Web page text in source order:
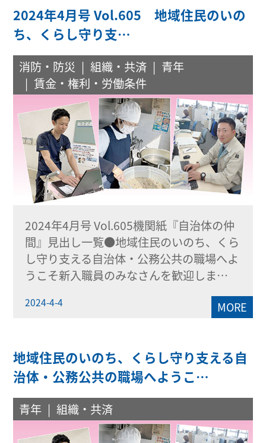
2024年4月号 Vol.605 地域住民のいの
ち、くらし守り支…
消防・防災 組織・共済
青年
賃金・権利・労働条件
2024年4月号 Vol.605機関紙『自治体の仲
間』見出し一覧●地域住民のいのち、くら
し守り支える自治体・公務公共の職場へよ
うこそ新入職員のみなさんを歓迎しま…
2024-4-4 MORE
地域住民のいのち、くらし守り支える自
治体・公務公共の職場へようこ…
青年 組織・共済